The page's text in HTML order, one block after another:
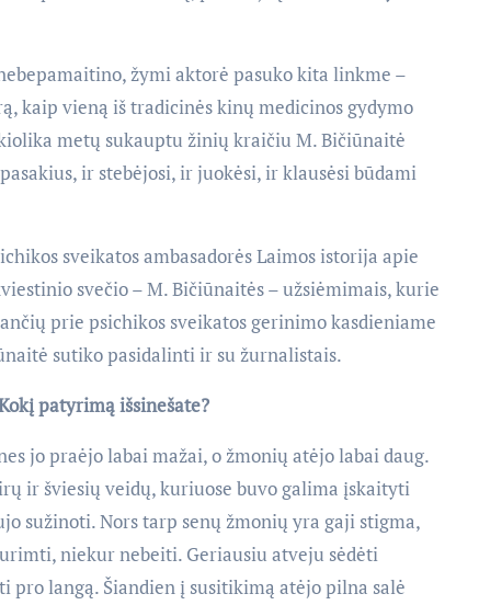
žymi aktorė pasuko kita linkme –
kaip vieną iš tradicinės kinų medicinos gydymo
metų sukauptu žinių kraičiu M. Bičiūnaitė
ir stebėjosi, ir juokėsi, ir klausėsi būdami
sveikatos ambasadorės Laimos istorija apie
svečio – M. Bičiūnaitės – užsiėmimais, kurie
prie psichikos sveikatos gerinimo kasdieniame
sutiko pasidalinti ir su žurnalistais.
patyrimą išsinešate?
jo praėjo labai mažai, o žmonių atėjo labai daug.
ir šviesių veidų, kuriuose buvo galima įskaityti
sužinoti. Nors tarp senų žmonių yra gaji stigma,
niekur nebeiti. Geriausiu atveju sėdėti
langą. Šiandien į susitikimą atėjo pilna salė